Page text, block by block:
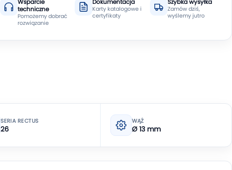
Wsparcie
techniczne
Pomożemy dobrać
rozwiązanie
Dokumentacja
Karty katalogowe i
certyfikaty
Szybka wysyłka
Zamów dziś,
wyślemy jutro
SERIA RECTUS
26
WĄŻ
Ø 13 mm